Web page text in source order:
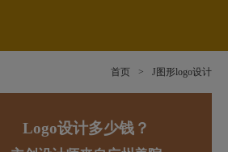
首页 > J图形logo设计
Logo设计多少钱？